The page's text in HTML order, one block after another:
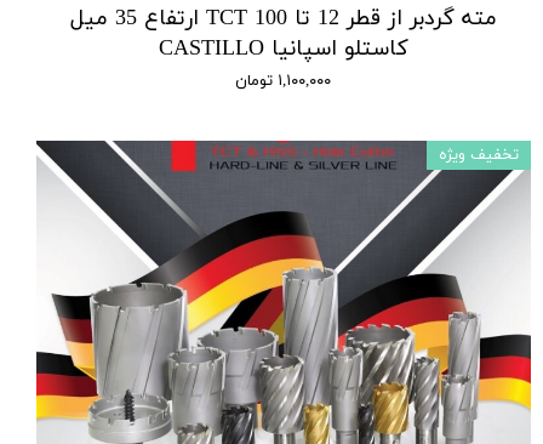
مته گردبر از قطر 12 تا 100 TCT ارتفاع 35 میل
کاستلو اسپانیا CASTILLO
۱,۱۰۰,۰۰۰ تومان
تخفیف ویژه